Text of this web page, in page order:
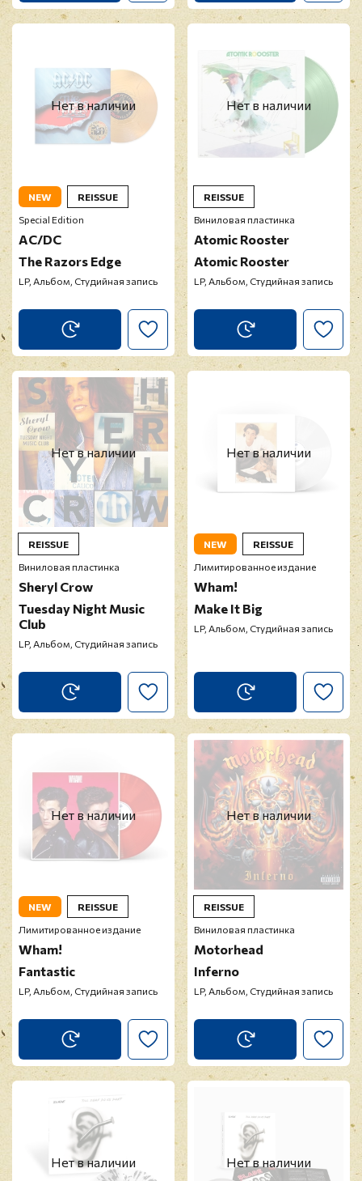
Нет в наличии
NEW
REISSUE
Special Edition
AC/DC
The Razors Edge
LP, Альбом, Студийная запись
Нет в наличии
REISSUE
Виниловая пластинка
Atomic Rooster
Atomic Rooster
LP, Альбом, Студийная запись
Нет в наличии
REISSUE
Виниловая пластинка
Sheryl Crow
Tuesday Night Music
Club
LP, Альбом, Студийная запись
Нет в наличии
NEW
REISSUE
Лимитированное издание
Wham!
Make It Big
LP, Альбом, Студийная запись
Нет в наличии
NEW
REISSUE
Лимитированное издание
Wham!
Fantastic
LP, Альбом, Студийная запись
Нет в наличии
REISSUE
Виниловая пластинка
Motorhead
Inferno
LP, Альбом, Студийная запись
Нет в наличии Нет в наличии